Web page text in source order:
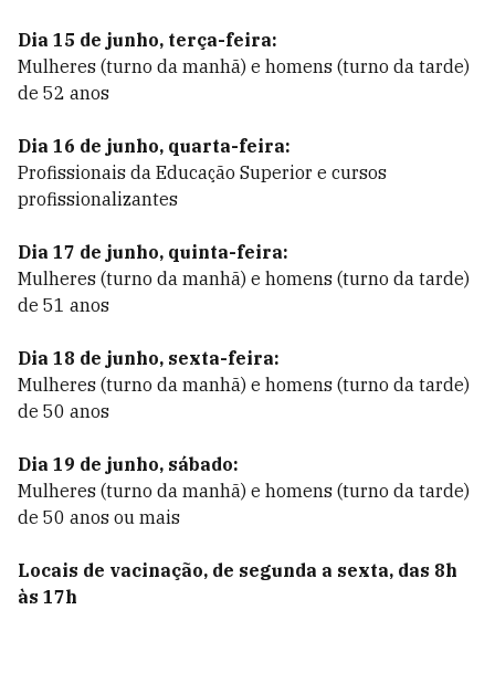
Dia 15 de junho, terça-feira:
Mulheres (turno da manhã) e homens (turno da tarde)
de 52 anos
Dia 16 de junho, quarta-feira:
Profissionais da Educação Superior e cursos
profissionalizantes
Dia 17 de junho, quinta-feira:
Mulheres (turno da manhã) e homens (turno da tarde)
de 51 anos
Dia 18 de junho, sexta-feira:
Mulheres (turno da manhã) e homens (turno da tarde)
de 50 anos
Dia 19 de junho, sábado:
Mulheres (turno da manhã) e homens (turno da tarde)
de 50 anos ou mais
Locais de vacinação, de segunda a sexta, das 8h
às 17h